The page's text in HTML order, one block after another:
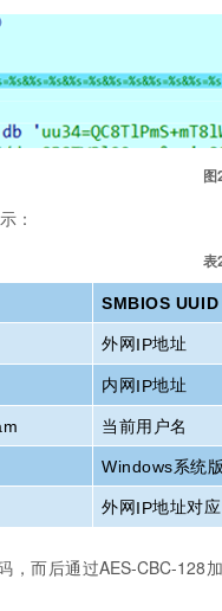
图
：
表
SMBIOS UUID
外网IP地址
内网IP地址
当前用户名
Windows系统
外网IP地址对
，而后通过AES-CBC-128